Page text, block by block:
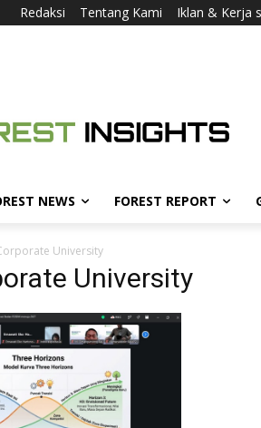
Redaksi Tentang Kami Iklan & Kerja
NEWS FOREST REPORT
University
University